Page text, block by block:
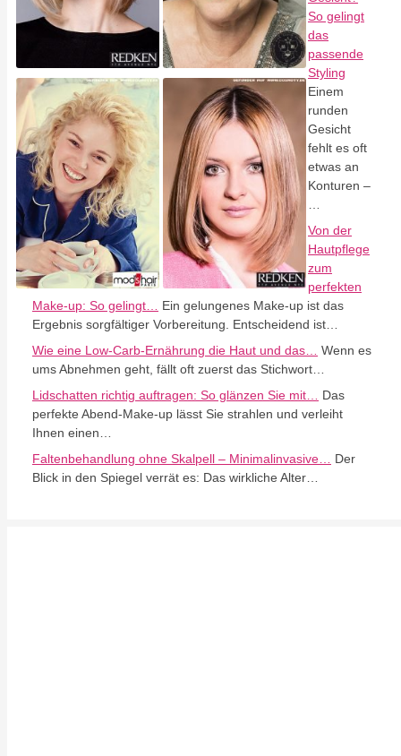
So gelingt
das
passende
Styling
Einem
runden
Gesicht
fehlt es oft
etwas an
Konturen –
Von der
Hautpflege
zum
perfekten
Make-up: So gelingt…
Ein gelungenes Make-up ist das
Ergebnis sorgfältiger Vorbereitung. Entscheidend ist…
Wie eine Low-Carb-Ernährung die Haut und das…
Wenn es
ums Abnehmen geht, fällt oft zuerst das Stichwort…
Lidschatten richtig auftragen: So glänzen Sie mit…
Das
perfekte Abend-Make-up lässt Sie strahlen und verleiht
Ihnen einen…
Faltenbehandlung ohne Skalpell – Minimalinvasive…
Der
Blick in den Spiegel verrät es: Das wirkliche Alter…